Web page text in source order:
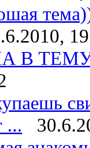
В ТЕМУ!!!
...